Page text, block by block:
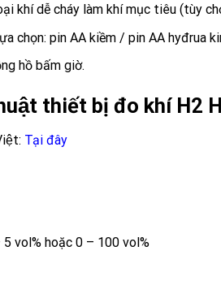
khí dễ cháy làm khí mục tiêu (tùy
chọn: pin AA kiềm / pin AA hyđrua
hồ bấm giờ.
thiết bị đo khí H2
: Tại đây
vol% hoặc 0 – 100 vol%